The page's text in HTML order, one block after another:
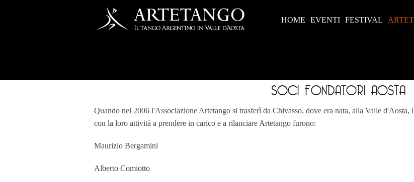
HOME
EVENTI FESTIVAL
SOCI FONDATORI AOSTA
Quando nel 2006 l'Associazione Artetango si trasferì da Chivasso, dove era nata, alla Valle
con la loro attività a prendere in carico e a rilanciare Artetango furono:
Maurizio Bergamini
Alberto Comiotto